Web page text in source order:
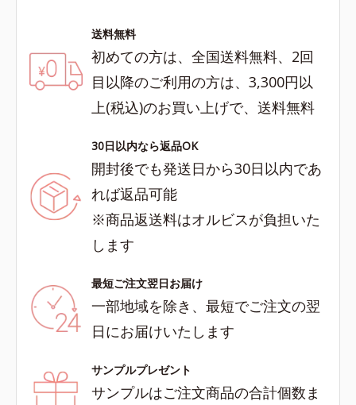
送料無料
初めての方は、全国送料無料、2回
目以降のご利用の方は、3,300円以
上(税込)のお買い上げで、送料無料
30日以内なら返品OK
開封後でも発送日から30日以内であ
れば返品可能
※商品返送料はオルビスが負担いた
します
最短ご注文翌日お届け
一部地域を除き、最短でご注文の翌
日にお届けいたします
サンプルプレゼント
サンプルはご注文商品の合計個数ま